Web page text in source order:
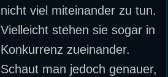
nicht viel miteinander zu tun.
Vielleicht stehen sie sogar in
Konkurrenz zueinander.
Schaut man jedoch genauer,